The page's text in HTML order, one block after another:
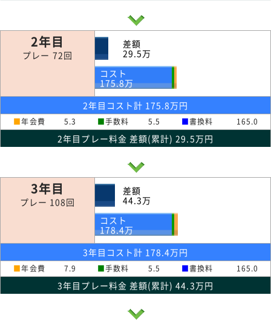
2年目
プレー 72回
差額
29.5万
コスト
175.8万
2年目コスト計 175.8万円
■年会費 5.3 ■手数料 5.5 ■書換料 165.0
2年目プレー料金 差額(累計) 29.5万円
3年目
プレー 108回
差額
44.3万
コスト
178.4万
3年目コスト計 178.4万円
■年会費 7.9 ■手数料 5.5 ■書換料 165.0
3年目プレー料金 差額(累計) 44.3万円